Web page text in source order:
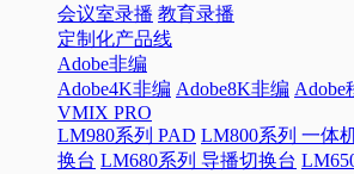
会议室录播 教育录播
定制化产品线
Adobe非编
Adobe4K非编 Adobe8K非编 Adobe
VMIX PRO
LM980系列 PAD LM800系列 一体
换台 LM680系列 导播切换台